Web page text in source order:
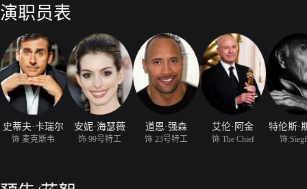
演职员表
史蒂夫·卡瑞尔
饰 麦克斯韦
安妮·海瑟薇
饰 99号特工
道恩·强森
饰 23号特工
艾伦·阿金
饰 The Chief
特伦斯·
饰